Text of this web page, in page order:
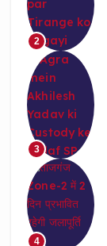
2
3
4